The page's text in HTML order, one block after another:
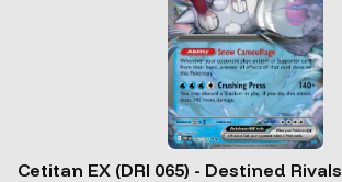
Cetitan EX (DRI 065) - Destined Rivals